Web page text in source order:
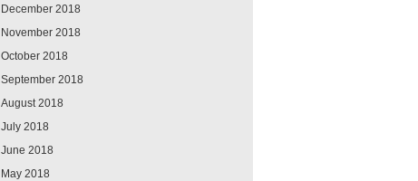
December 2018
November 2018
October 2018
September 2018
August 2018
July 2018
June 2018
May 2018